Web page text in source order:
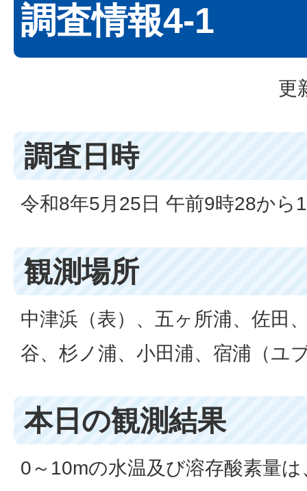
調査情報4-1
更
調査日時
令和8年5月25日 午前9時28から
観測場所
中津浜（表）、五ヶ所浦、佐田
谷、杉ノ浦、小田浦、宿浦（ユ
本日の観測結果
0～10mの水温及び溶存酸素量